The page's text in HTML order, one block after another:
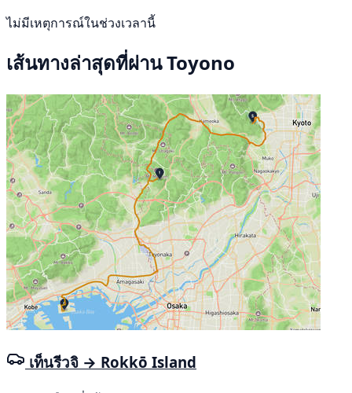
ไม่มีเหตุการณ์ในช่วงเวลานี้
เส้นทางล่าสุดที่ผ่าน Toyono
เท็นรีวจิ → Rokkō Island